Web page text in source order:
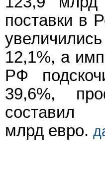
поставки в
12,1%, а
РФ
39,6%,
млрд евро.